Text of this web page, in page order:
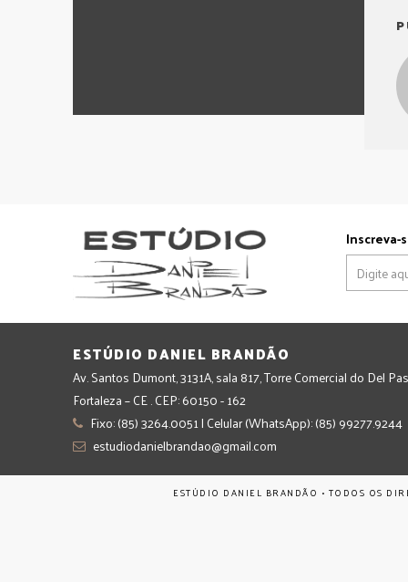
Inscreva-
ESTÚDIO DANIEL BRANDÃO
Av. Santos Dumont, 3131A, sala 817, Torre Comercial do Del
Fortaleza – CE . CEP: 60150 - 162
Fixo: (85) 3264.0051 | Celular (WhatsApp): (85) 99277.9244
estudiodanielbrandao@gmail.com
ESTÚDIO DANIEL BRANDÃO • TODOS OS